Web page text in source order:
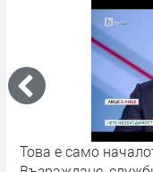
Това е само